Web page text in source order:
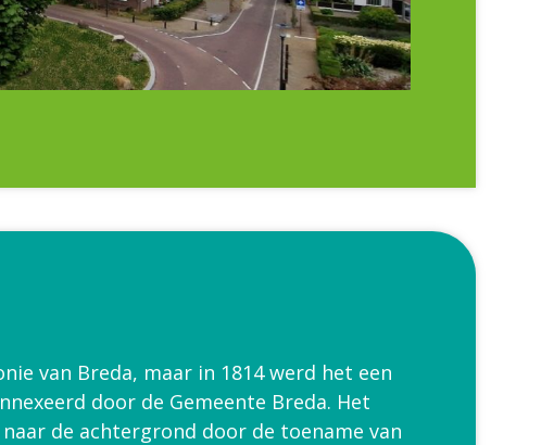
van Breda, maar in 1814 werd het een
door de Gemeente Breda. Het
de achtergrond door de toename van